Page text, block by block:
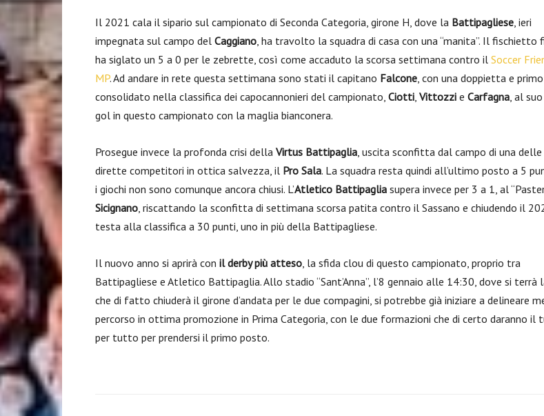
Il 2021 cala il sipario sul campionato di Seconda Categoria, girone H, dove la Battipagliese, ieri
impegnata sul campo del Caggiano, ha travolto la squadra di casa con una “manita”. Il fischietto
ha siglato un 5 a 0 per le zebrette, così come accaduto la scorsa settimana contro il Soccer
MP. Ad andare in rete questa settimana sono stati il capitano Falcone, con una doppietta e
consolidato nella classifica dei capocannonieri del campionato, Ciotti, Vittozzi e Carfagna, al
gol in questo campionato con la maglia bianconera.
Prosegue invece la profonda crisi della Virtus Battipaglia, uscita sconfitta dal campo di una delle
dirette competitori in ottica salvezza, il Pro Sala. La squadra resta quindi all’ultimo posto a 5
i giochi non sono comunque ancora chiusi. L’Atletico Battipaglia supera invece per 3 a 1, al
Sicignano, riscattando la sconfitta di settimana scorsa patita contro il Sassano e chiudendo il
testa alla classifica a 30 punti, uno in più della Battipagliese.
Il nuovo anno si aprirà con il derby più atteso, la sfida clou di questo campionato, proprio tra
Battipagliese e Atletico Battipaglia. Allo stadio “Sant’Anna”, l’8 gennaio alle 14:30, dove si terrà
che di fatto chiuderà il girone d’andata per le due compagini, si potrebbe già iniziare a delineare
percorso in ottima promozione in Prima Categoria, con le due formazioni che di certo daranno il
per tutto per prendersi il primo posto.